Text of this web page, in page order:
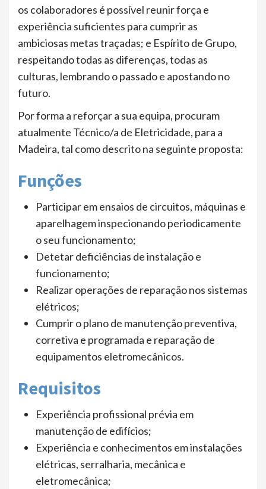
os colaboradores é possível reunir força e
experiência suficientes para cumprir as
ambiciosas metas traçadas; e Espírito de Grupo,
respeitando todas as diferenças, todas as
culturas, lembrando o passado e apostando no
futuro.
Por forma a reforçar a sua equipa, procuram
atualmente Técnico/a de Eletricidade, para a
Madeira, tal como descrito na seguinte proposta:
Funções
Participar em ensaios de circuitos, máquinas e
aparelhagem inspecionando periodicamente
o seu funcionamento;
Detetar deficiências de instalação e
funcionamento;
Realizar operações de reparação nos sistemas
elétricos;
Cumprir o plano de manutenção preventiva,
corretiva e programada e reparação de
equipamentos eletromecânicos.
Requisitos
Experiência profissional prévia em
manutenção de edifícios;
Experiência e conhecimentos em instalações
elétricas, serralharia, mecânica e
eletromecânica;